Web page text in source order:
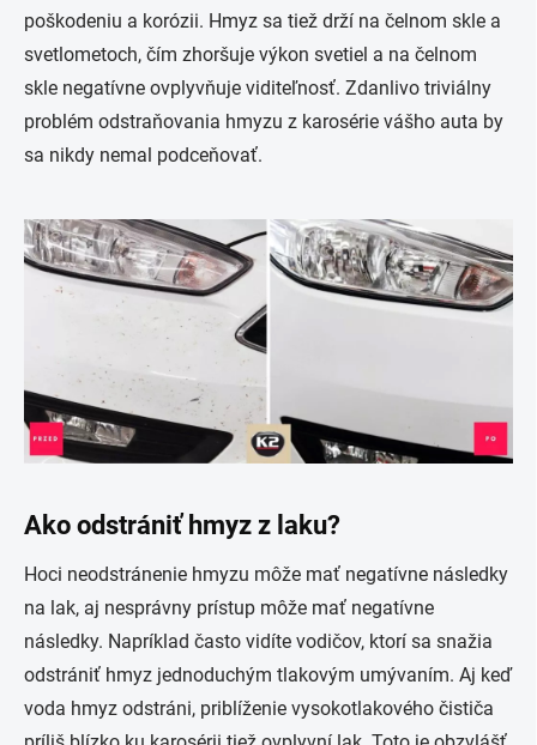
poškodeniu a korózii. Hmyz sa tiež drží na čelnom skle a
svetlometoch, čím zhoršuje výkon svetiel a na čelnom
skle negatívne ovplyvňuje viditeľnosť. Zdanlivo triviálny
problém odstraňovania hmyzu z karosérie vášho auta by
sa nikdy nemal podceňovať.
Ako odstrániť hmyz z laku?
Hoci neodstránenie hmyzu môže mať negatívne následky
na lak, aj nesprávny prístup môže mať negatívne
následky. Napríklad často vidíte vodičov, ktorí sa snažia
odstrániť hmyz jednoduchým tlakovým umývaním. Aj keď
voda hmyz odstráni, priblíženie vysokotlakového čističa